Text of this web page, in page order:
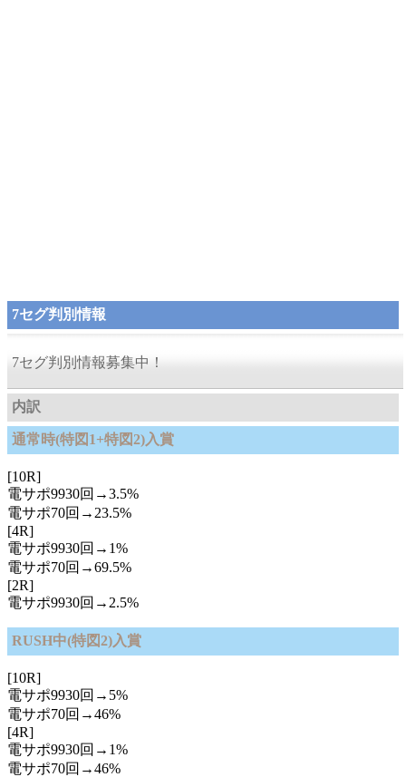
7セグ判別情報
7セグ判別情報募集中！
内訳
通常時(特図1+特図2)入賞
[10R]
電サポ9930回→3.5%
電サポ70回→23.5%
[4R]
電サポ9930回→1%
電サポ70回→69.5%
[2R]
電サポ9930回→2.5%
RUSH中(特図2)入賞
[10R]
電サポ9930回→5%
電サポ70回→46%
[4R]
電サポ9930回→1%
電サポ70回→46%